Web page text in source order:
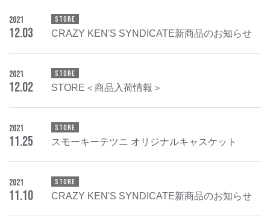
2021
12.03
STORE
CRAZY KEN'S SYNDICATE新商品のお知らせ
2021
12.02
STORE
STORE＜商品入荷情報＞
2021
11.25
STORE
スモーキーテツニ オリジナルキャスケット
2021
11.10
STORE
CRAZY KEN'S SYNDICATE新商品のお知らせ